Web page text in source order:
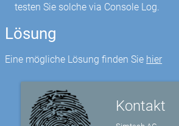
testen Sie solche via Console Log.
Lösung
Eine mögliche Lösung finden Sie hier
Kontakt